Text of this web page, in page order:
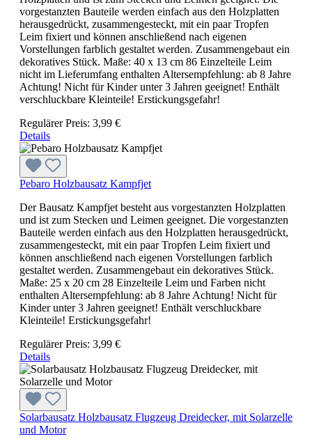
vorgestanzten Bauteile werden einfach aus den Holzplatten
herausgedrückt, zusammengesteckt, mit ein paar Tropfen
Leim fixiert und können anschließend nach eigenen
Vorstellungen farblich gestaltet werden. Zusammengebaut ein
dekoratives Stück. Maße: 40 x 13 cm 86 Einzelteile Leim
nicht im Lieferumfang enthalten Altersempfehlung: ab 8 Jahre
Achtung! Nicht für Kinder unter 3 Jahren geeignet! Enthält
verschluckbare Kleinteile! Erstickungsgefahr!
Regulärer Preis: 3,99 €
Details
Pebaro Holzbausatz Kampfjet
Der Bausatz Kampfjet besteht aus vorgestanzten Holzplatten
und ist zum Stecken und Leimen geeignet. Die vorgestanzten
Bauteile werden einfach aus den Holzplatten herausgedrückt,
zusammengesteckt, mit ein paar Tropfen Leim fixiert und
können anschließend nach eigenen Vorstellungen farblich
gestaltet werden. Zusammengebaut ein dekoratives Stück.
Maße: 25 x 20 cm 28 Einzelteile Leim und Farben nicht
enthalten Altersempfehlung: ab 8 Jahre Achtung! Nicht für
Kinder unter 3 Jahren geeignet! Enthält verschluckbare
Kleinteile! Erstickungsgefahr!
Regulärer Preis: 3,99 €
Details
Solarbausatz Holzbausatz Flugzeug Dreidecker, mit Solarzelle
und Motor